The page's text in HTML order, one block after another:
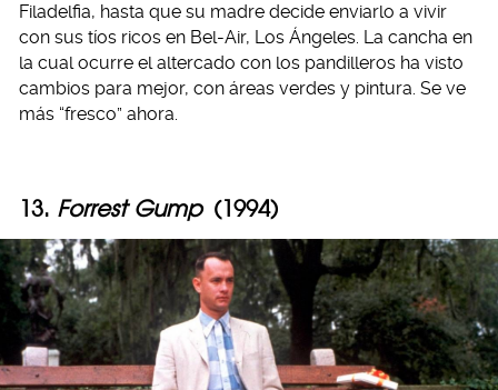
Filadelfia, hasta que su madre decide enviarlo a vivir
con sus tíos ricos en Bel-Air, Los Ángeles. La cancha en
la cual ocurre el altercado con los pandilleros ha visto
cambios para mejor, con áreas verdes y pintura. Se ve
más “fresco” ahora.
13. Forrest Gump (1994)